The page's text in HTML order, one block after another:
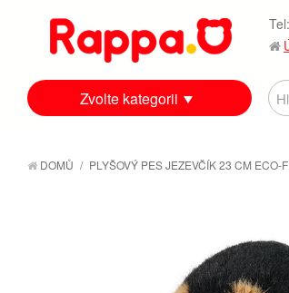
Tel:
Zvolte kategorii
DOMŮ / PLYŠOVÝ PES JEZEVČÍK 23 CM ECO-